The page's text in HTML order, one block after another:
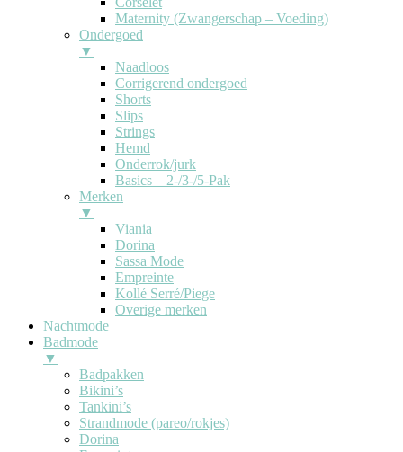
Maternity (Zwangerschap – Voeding)
Ondergoed
▼
Naadloos
Corrigerend ondergoed
Shorts
Slips
Strings
Hemd
Onderrok/jurk
Basics – 2-/3-/5-Pak
Merken
▼
Viania
Dorina
Sassa Mode
Empreinte
Kollé Serré/Piege
Overige merken
Nachtmode
Badmode
▼
Badpakken
Bikini’s
Tankini’s
Strandmode (pareo/rokjes)
Dorina